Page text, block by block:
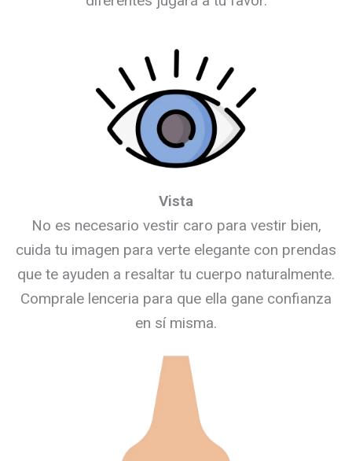
Vista
No es necesario vestir caro para vestir bien,
cuida tu imagen para verte elegante con prendas
que te ayuden a resaltar tu cuerpo naturalmente.
Comprale lenceria para que ella gane confianza
en sí misma.